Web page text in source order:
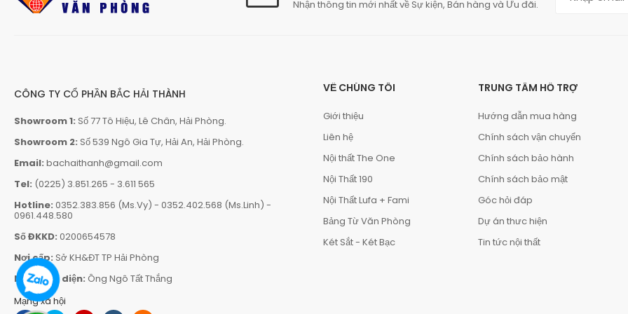
Nhận thông tin mới nhất về Sự kiện, Bán hàng và Ưu đãi.
CÔNG TY CỔ PHẦN BẮC HẢI THÀNH
Showroom 1: Số 77 Tô Hiệu, Lê Chân, Hải Phòng.
Showroom 2: Số 539 Ngô Gia Tự, Hải An, Hải Phòng.
Email: bachaithanh@gmail.com
Tel: (0225) 3.851.265 - 3.611 565
Hotline: 0352.383.856 (Ms.Vy) - 0352.402.568 (Ms.Linh) -
0961.448.580
Số ĐKKD: 0200654578
Nơi cấp: Sở KH&ĐT TP Hải Phòng
Người đại diện: Ông Ngô Tất Thắng
Mạng xã hội
VỀ CHÚNG TÔI
Giới thiệu
Liên hệ
Nội thất The One
Nội Thất 190
Nội Thất Lufa + Fami
Bảng Từ Văn Phòng
Két Sắt - Két Bạc
TRUNG TÂM HỖ TRỢ
Hướng dẫn mua hàng
Chính sách vận chuyển
Chính sách bảo hành
Chính sách bảo mật
Góc hỏi đáp
Dự án thưc hiện
Tin tức nội thất